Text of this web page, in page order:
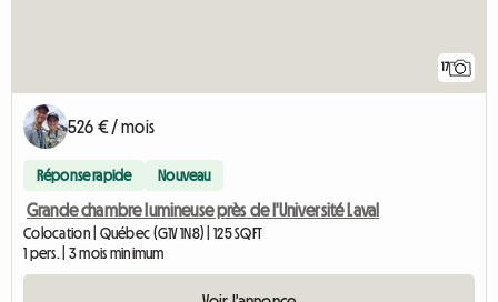
17
526 € / mois
Réponse rapide Nouveau
Grande chambre lumineuse près de l'Université Laval
Colocation | Québec (G1V 1N8) | 125 SQFT
1 pers. | 3 mois minimum